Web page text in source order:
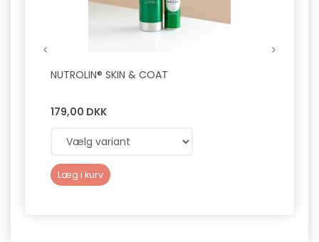
NUTROLIN® SKIN & COAT
179,00 DKK
Læg i kurv